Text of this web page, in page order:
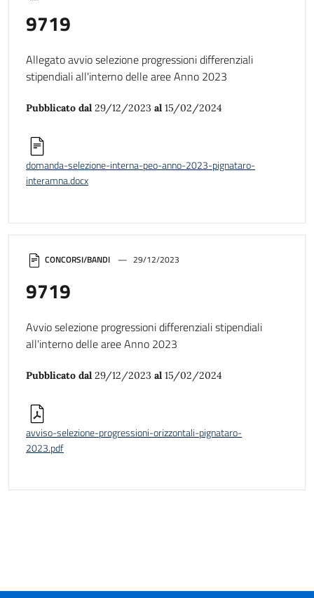
CONCORSI/BANDI 29/12/2023
9719
Avvio selezione progressioni differenziali stipendiali
all'interno delle aree Anno 2023
Pubblicato dal 29/12/2023 al 15/02/2024
avviso-selezione-progressioni-orizzontali-pignataro-
2023.pdf
9719
Allegato avvio selezione progressioni differenziali
stipendiali all'interno delle aree Anno 2023
Pubblicato dal 29/12/2023 al 15/02/2024
domanda-selezione-interna-peo-anno-2023-pignataro-
interamna.docx